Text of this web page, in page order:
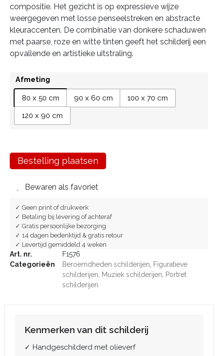
compositie. Het gezicht is op expressieve wijze
weergegeven met losse penseelstreken en abstracte
kleuraccenten. De combinatie van donkere schaduwen
met paarse, roze en witte tinten geeft het schilderij een
opvallende en artistieke uitstraling.
Afmeting
80 x 50 cm 90 x 60 cm
100 x 70 cm
120 x 90 cm
Bestelling plaatsen
Bewaren als favoriet
✓ Geen print of drukwerk
✓ Betaling bij levering of achteraf
✓ Gratis persoonlijke bezorging
✓ 14 dagen bedenktijd & gratis retour
✓ Levertijd gemiddeld 4 weken
Art. nr.
F1576
Categorieën
Beroemdheden schilderijen
Figuratieve
schilderijen
Muziek schilderijen
Portret
schilderijen
Kenmerken van dit schilderij
✓ Handgeschilderd met olieverf